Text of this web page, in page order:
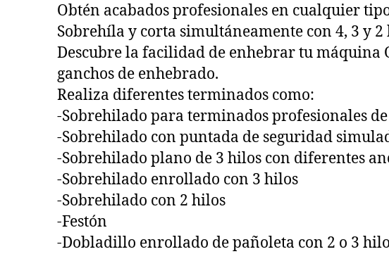
Obtén acabados profesionales en cualquier
Sobrehíla y corta simultáneamente con 4, 3 y 2
Descubre la facilidad de enhebrar tu máquina
ganchos de enhebrado.
Realiza diferentes terminados como:
-Sobrehilado para terminados profesionales
-Sobrehilado con puntada de seguridad
-Sobrehilado plano de 3 hilos con diferentes
-Sobrehilado enrollado con 3 hilos
-Sobrehilado con 2 hilos
-Festón
-Dobladillo enrollado de pañoleta con 2 o 3